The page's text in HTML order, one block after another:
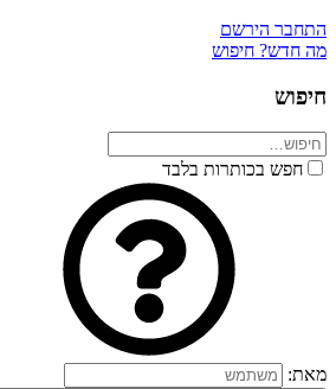
התחבר הירשם
מה חדש? חיפוש
חיפוש
חפש בכותרות בלבד
מאת: